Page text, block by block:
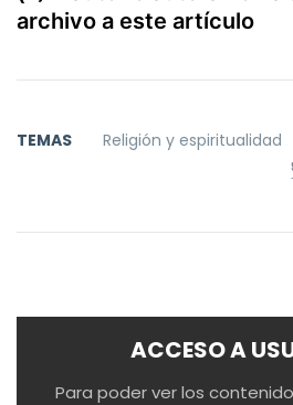
archivo a este artículo
TEMAS Religión y espiritualidad
ACCESO A
Para poder ver los